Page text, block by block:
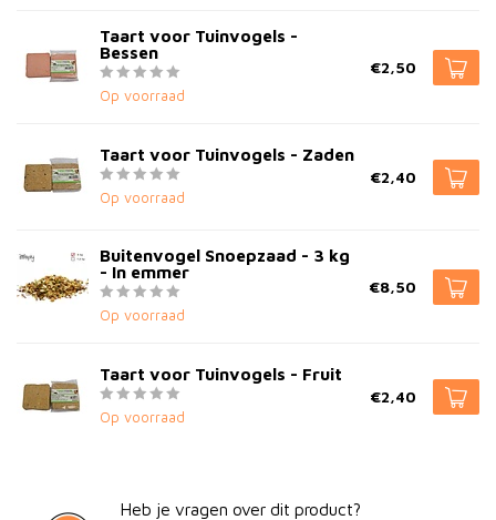
Taart voor Tuinvogels -
Bessen
Op voorraad
€2,50
Taart voor Tuinvogels - Zaden
Op voorraad
€2,40
Buitenvogel Snoepzaad - 3 kg
- In emmer
Op voorraad
€8,50
Taart voor Tuinvogels - Fruit
Op voorraad
€2,40
Heb je vragen over dit product?